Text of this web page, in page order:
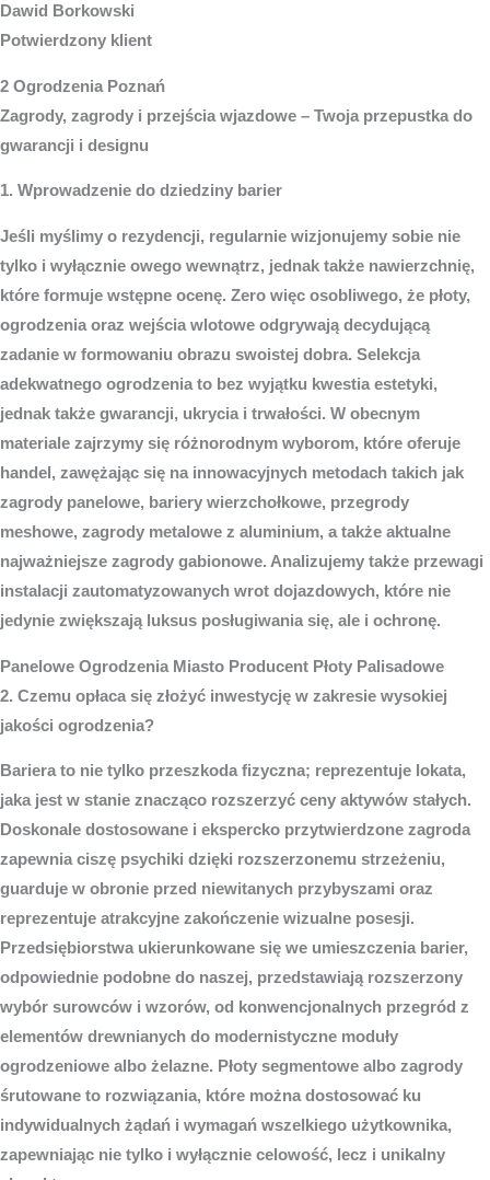
Dawid Borkowski
Potwierdzony klient
2 Ogrodzenia Poznań
Zagrody, zagrody i przejścia wjazdowe – Twoja przepustka do
gwarancji i designu
1. Wprowadzenie do dziedziny barier
Jeśli myślimy o rezydencji, regularnie wizjonujemy sobie nie
tylko i wyłącznie owego wewnątrz, jednak także nawierzchnię,
które formuje wstępne ocenę. Zero więc osobliwego, że płoty,
ogrodzenia oraz wejścia wlotowe odgrywają decydującą
zadanie w formowaniu obrazu swoistej dobra. Selekcja
adekwatnego ogrodzenia to bez wyjątku kwestia estetyki,
jednak także gwarancji, ukrycia i trwałości. W obecnym
materiale zajrzymy się różnorodnym wyborom, które oferuje
handel, zawężając się na innowacyjnych metodach takich jak
zagrody panelowe, bariery wierzchołkowe, przegrody
meshowe, zagrody metalowe z aluminium, a także aktualne
najważniejsze zagrody gabionowe. Analizujemy także przewagi
instalacji zautomatyzowanych wrot dojazdowych, które nie
jedynie zwiększają luksus posługiwania się, ale i ochronę.
Panelowe Ogrodzenia Miasto Producent Płoty Palisadowe
2. Czemu opłaca się złożyć inwestycję w zakresie wysokiej
jakości ogrodzenia?
Bariera to nie tylko przeszkoda fizyczna; reprezentuje lokata,
jaka jest w stanie znacząco rozszerzyć ceny aktywów stałych.
Doskonale dostosowane i ekspercko przytwierdzone zagroda
zapewnia ciszę psychiki dzięki rozszerzonemu strzeżeniu,
guarduje w obronie przed niewitanych przybyszami oraz
reprezentuje atrakcyjne zakończenie wizualne posesji.
Przedsiębiorstwa ukierunkowane się we umieszczenia barier,
odpowiednie podobne do naszej, przedstawiają rozszerzony
wybór surowców i wzorów, od konwencjonalnych przegród z
elementów drewnianych do modernistyczne moduły
ogrodzeniowe albo żelazne. Płoty segmentowe albo zagrody
śrutowane to rozwiązania, które można dostosować ku
indywidualnych żądań i wymagań wszelkiego użytkownika,
zapewniając nie tylko i wyłącznie celowość, lecz i unikalny